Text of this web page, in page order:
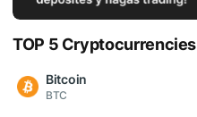
TOP 5 Cryptocurrencies
Bitcoin
BTC